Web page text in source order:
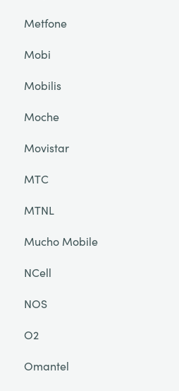
Metfone
Mobi
Mobilis
Moche
Movistar
MTC
MTNL
Mucho Mobile
NCell
NOS
O2
Omantel